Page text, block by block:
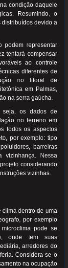
condição daquele
Resumindo, o
devido a
podem representar
tentará compensar
ao controle
diferentes de
no litoral de
em Palmas,
na serra gaúcha.
seja, os dados de
no terreno em
todos os aspectos
por exemplo: tipo
barreiras
vizinhança. Nessa
considerando
vizinhas.
clima dentro de uma
por exemplo
pode se
onde tem suas
arredores do
Considera-se o
na ocupação